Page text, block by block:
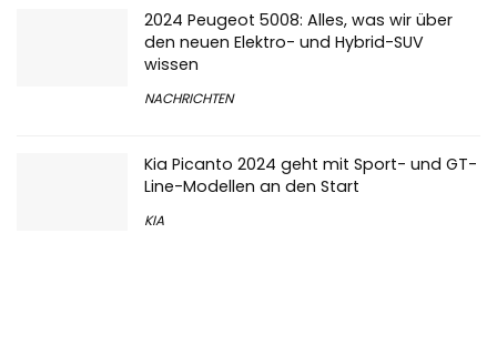
2024 Peugeot 5008: Alles, was wir über
den neuen Elektro- und Hybrid-SUV
wissen
NACHRICHTEN
Kia Picanto 2024 geht mit Sport- und GT-
Line-Modellen an den Start
KIA